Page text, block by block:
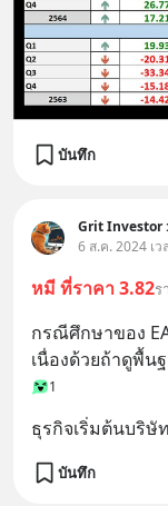
บันทึก
Grit Investor
6 ส.ค. 2024 เ
หมี ที่ราคา 3.82ร
กรณีศึกษาของ
เนื่องด้วยถ้าดูพื้น
1
ธุรกิจเริ่มต้นบริษั
บันทึก